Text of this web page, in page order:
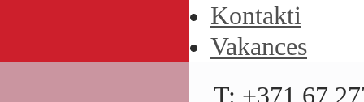
Kontakti
Vakances
T: +371 67